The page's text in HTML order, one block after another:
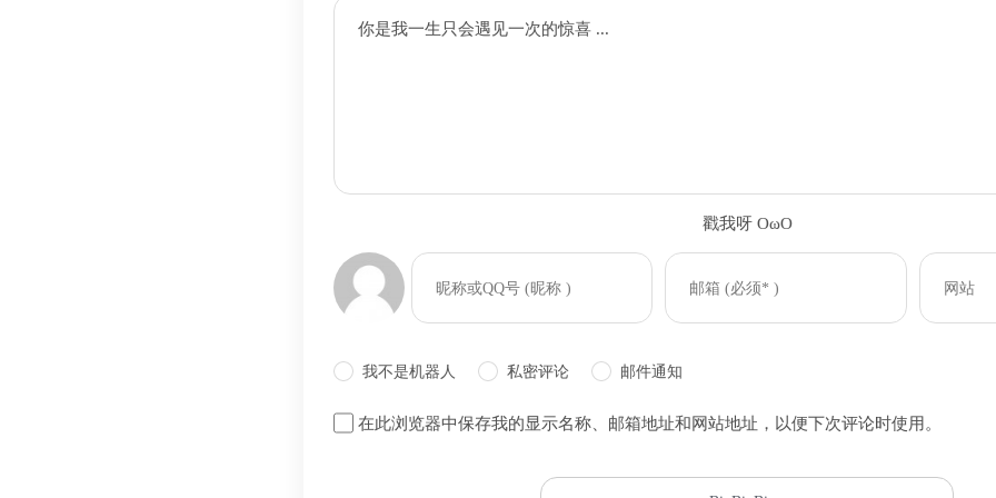
你是我一生只会遇见一次的惊喜 ...
戳我呀 OωO
我不是机器人 私密评论 邮件通知
在此浏览器中保存我的显示名称、邮箱地址和网站地址，以便下次评论时使用。